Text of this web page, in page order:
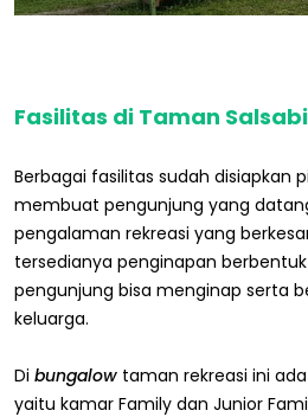
Fasilitas di Taman
Berbagai fasilitas sudah disiapkan
membuat pengunjung yang
pengalaman rekreasi yang
tersedianya penginapan berbentuk
pengunjung bisa menginap serta
keluarga.
Di bungalow taman rekreasi ini
yaitu kamar Family dan Junior